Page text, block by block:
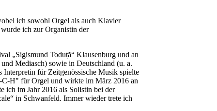
ich sowohl Orgel als auch Klavier
ich zur Organistin der
„Sigismund Toduță“ Klausenburg und an
Mediasch) sowie in Deutschland (u. a.
für Zeitgenössische Musik spielte
C-H" für Orgel und wirkte im März 2016 an
ich im Jahr 2016 als Solistin bei der
in Schwanfeld. Immer wieder trete ich